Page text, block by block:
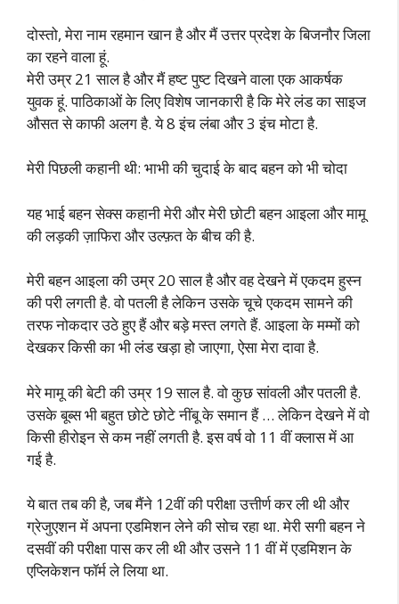
दोस्तो, मेरा नाम रहमान खान है और मैं उत्तर प्रदेश के बिजनौर जिला
का रहने वाला हूं.
मेरी उम्र 21 साल है और मैं हष्ट पुष्ट दिखने वाला एक आकर्षक
युवक हूं. पाठिकाओं के लिए विशेष जानकारी है कि मेरे लंड का साइज
औसत से काफी अलग है. ये 8 इंच लंबा और 3 इंच मोटा है.
मेरी पिछली कहानी थी: भाभी की चुदाई के बाद बहन को भी चोदा
यह भाई बहन सेक्स कहानी मेरी और मेरी छोटी बहन आइला और मामू
की लड़की ज़ाफिरा और उल्फ़त के बीच की है.
मेरी बहन आइला की उम्र 20 साल है और वह देखने में एकदम हुस्न
की परी लगती है. वो पतली है लेकिन उसके चूचे एकदम सामने की
तरफ नोकदार उठे हुए हैं और बड़े मस्त लगते हैं. आइला के मम्मों को
देखकर किसी का भी लंड खड़ा हो जाएगा, ऐसा मेरा दावा है.
मेरे मामू की बेटी की उम्र 19 साल है. वो कुछ सांवली और पतली है.
उसके बूब्स भी बहुत छोटे छोटे नींबू के समान हैं … लेकिन देखने में वो
किसी हीरोइन से कम नहीं लगती है. इस वर्ष वो 11 वीं क्लास में आ
गई है.
ये बात तब की है, जब मैंने 12वीं की परीक्षा उत्तीर्ण कर ली थी और
ग्रेजुएशन में अपना एडमिशन लेने की सोच रहा था. मेरी सगी बहन ने
दसवीं की परीक्षा पास कर ली थी और उसने 11 वीं में एडमिशन के
एप्लिकेशन फॉर्म ले लिया था.